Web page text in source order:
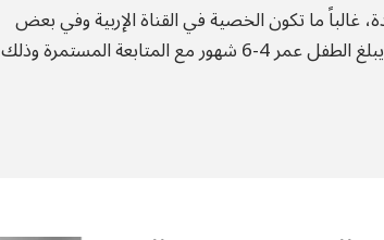
غالباً ما تكون الخصية في القناة الإربية وفي بعض
الحالات داخل البطن. يوصي الطبيب في هذه الحالة الانتظار حتى يبلغ الطفل عمر 4-6 شهور مع المتابعة المستمرة وذلك